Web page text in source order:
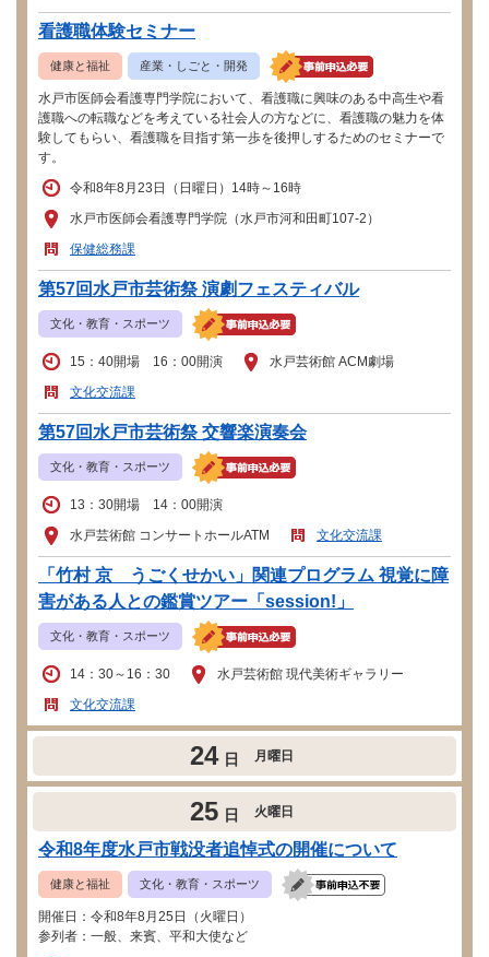
看護職体験セミナー
健康と福祉 産業・しごと・開発
水戸市医師会看護専門学院において、看護職に興味のある中高生や看
護職への転職などを考えている社会人の方などに、看護職の魅力を体
験してもらい、看護職を目指す第一歩を後押しするためのセミナーで
す。
令和8年8月23日（日曜日）14時～16時
水戸市医師会看護専門学院（水戸市河和田町107-2）
保健総務課
第57回水戸市芸術祭 演劇フェスティバル
文化・教育・スポーツ
15：40開場 16：00開演
水戸芸術館 ACM劇場
文化交流課
第57回水戸市芸術祭 交響楽演奏会
文化・教育・スポーツ
13：30開場 14：00開演
水戸芸術館 コンサートホールATM
文化交流課
「竹村 京 うごくせかい」関連プログラム 視覚に障
害がある人との鑑賞ツアー「session!」
文化・教育・スポーツ
14：30～16：30
水戸芸術館 現代美術ギャラリー
文化交流課
24 日 月曜日
25 日 火曜日
令和8年度水戸市戦没者追悼式の開催について
健康と福祉 文化・教育・スポーツ
開催日：令和8年8月25日（火曜日）
参列者：一般、来賓、平和大使など